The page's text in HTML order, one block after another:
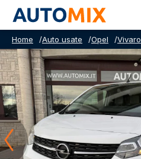
Home /Auto usate /Opel /Vivaro